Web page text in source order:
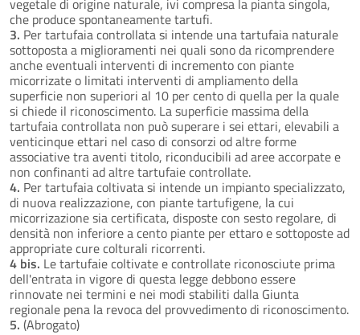
che produce spontaneamente tartufi.
3. Per tartufaia controllata si intende una tartufaia naturale
sottoposta a miglioramenti nei quali sono da ricomprendere
anche eventuali interventi di incremento con piante
micorrizate o limitati interventi di ampliamento della
superficie non superiori al 10 per cento di quella per la quale
si chiede il riconoscimento. La superficie massima della
tartufaia controllata non può superare i sei ettari, elevabili a
venticinque ettari nel caso di consorzi od altre forme
associative tra aventi titolo, riconducibili ad aree accorpate e
non confinanti ad altre tartufaie controllate.
4. Per tartufaia coltivata si intende un impianto specializzato,
di nuova realizzazione, con piante tartufigene, la cui
micorrizazione sia certificata, disposte con sesto regolare, di
densità non inferiore a cento piante per ettaro e sottoposte ad
appropriate cure colturali ricorrenti.
4 bis. Le tartufaie coltivate e controllate riconosciute prima
dell'entrata in vigore di questa legge debbono essere
rinnovate nei termini e nei modi stabiliti dalla Giunta
regionale pena la revoca del provvedimento di riconoscimento.
5. (Abrogato)